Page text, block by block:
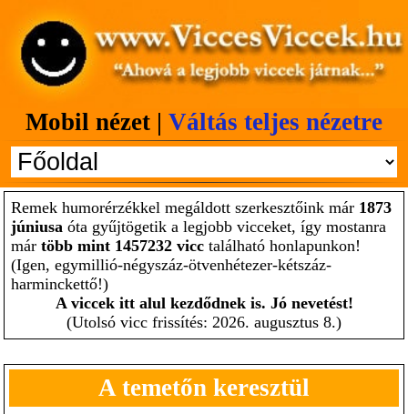
Mobil nézet | Váltás teljes nézetre
Remek humorérzékkel megáldott szerkesztőink már 1873
júniusa óta gyűjtögetik a legjobb vicceket, így mostanra
már több mint 1457232 vicc található honlapunkon!
(Igen, egymillió-négyszáz-ötvenhétezer-kétszáz-
harminckettő!)
A viccek itt alul kezdődnek is. Jó nevetést!
(Utolsó vicc frissítés: 2026. augusztus 8.)
A temetőn keresztül